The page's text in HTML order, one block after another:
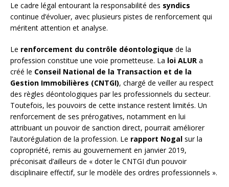
Le cadre légal entourant la responsabilité des syndics
continue d’évoluer, avec plusieurs pistes de renforcement qui
méritent attention et analyse.
Le renforcement du contrôle déontologique de la
profession constitue une voie prometteuse. La loi ALUR a
créé le Conseil National de la Transaction et de la
Gestion Immobilières (CNTGI), chargé de veiller au respect
des règles déontologiques par les professionnels du secteur.
Toutefois, les pouvoirs de cette instance restent limités. Un
renforcement de ses prérogatives, notamment en lui
attribuant un pouvoir de sanction direct, pourrait améliorer
l’autorégulation de la profession. Le rapport Nogal sur la
copropriété, remis au gouvernement en janvier 2019,
préconisait d’ailleurs de « doter le CNTGI d’un pouvoir
disciplinaire effectif, sur le modèle des ordres professionnels ».